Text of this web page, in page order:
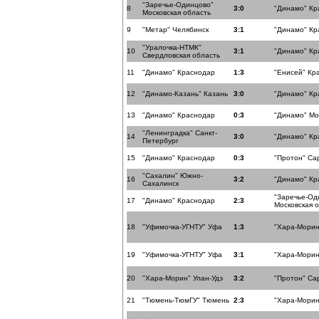
8
"Заречье-Одинцово"
Московская область
3:0 "Динамо"
9 "Метар" Челябинск 3:1 "Динамо"
10
"Уралочка-НТМК"
Свердловская область
3:1 "Динамо"
11 "Динамо" Краснодар 1:3 "Енисей"
12 "Динамо-Казань" Казань 3:0 "Динамо"
13 "Динамо" Краснодар 0:3 "Динамо"
14
"Ленинградка" Санкт-
Петербург
3:0 "Динамо"
15 "Динамо" Краснодар 0:3 "Протон"
16
"Сахалин" Южно-
Сахалинск
3:2 "Динамо"
17 "Динамо" Краснодар 2:3
"Заречье-
Московская
18 "Уфимочка-УГНТУ" Уфа 1:3 "Хара-
19 "Уфимочка-УГНТУ" Уфа 3:1 "Хара-
20 "Хара-Морин" Улан-Удэ 3:2 "Протон"
21 "Тюмень-ТюмГУ" Тюмень 2:3 "Хара-